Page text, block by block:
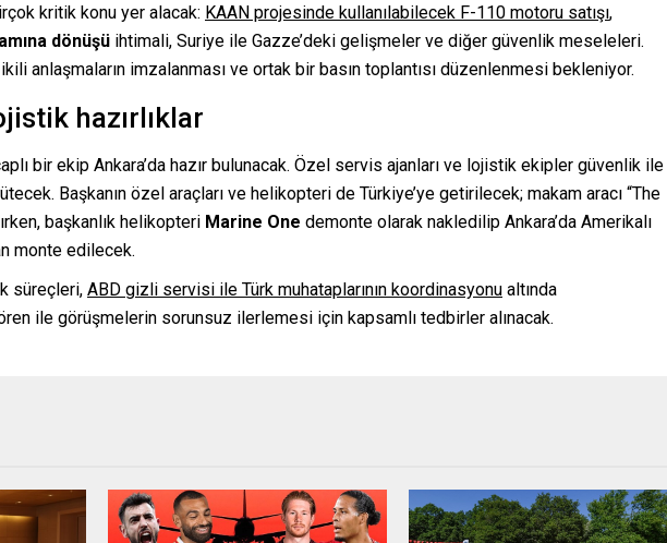
kritik konu yer alacak: KAAN projesinde kullanılabilecek F-110 motoru satışı,
dönüşü ihtimali, Suriye ile Gazze’deki gelişmeler ve diğer güvenlik meseleleri.
anlaşmaların imzalanması ve ortak bir basın toplantısı düzenlenmesi bekleniyor.
hazırlıklar
bir ekip Ankara’da hazır bulunacak. Özel servis ajanları ve lojistik ekipler güvenlik ile
Başkanın özel araçları ve helikopteri de Türkiye’ye getirilecek; makam aracı “The
başkanlık helikopteri Marine One demonte olarak nakledilip Ankara’da Amerikalı
monte edilecek.
süreçleri, ABD gizli servisi ile Türk muhataplarının koordinasyonu altında
ile görüşmelerin sorunsuz ilerlemesi için kapsamlı tedbirler alınacak.